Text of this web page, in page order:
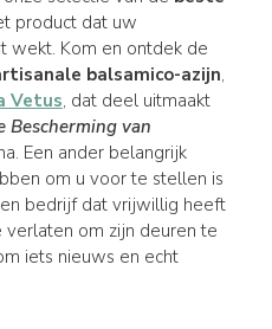
product dat uw
wekt. Kom en ontdek de
balsamico-azijn,
Vetus, dat deel uitmaakt
Bescherming van
Een ander belangrijk
om u voor te stellen is
bedrijf dat vrijwillig heeft
om zijn deuren te
iets nieuws en echt